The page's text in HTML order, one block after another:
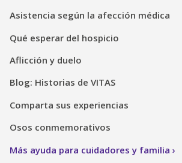
Asistencia según la afección médica
Qué esperar del hospicio
Aflicción y duelo
Blog: Historias de VITAS
Comparta sus experiencias
Osos conmemorativos
Más ayuda para cuidadores y familia